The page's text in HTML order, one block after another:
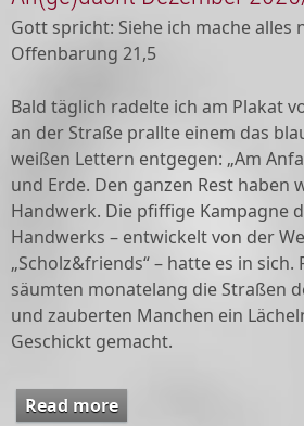
Gott spricht: Siehe ich mache alles
Offenbarung 21,5
Bald täglich radelte ich am Plakat
an der Straße prallte einem das
weißen Lettern entgegen: „Am
und Erde. Den ganzen Rest haben
Handwerk. Die pfiffige Kampagne
Handwerks – entwickelt von der
„Scholz&friends“ – hatte es in sich.
säumten monatelang die Straßen
und zauberten Manchen ein
Geschickt gemacht.
Read more